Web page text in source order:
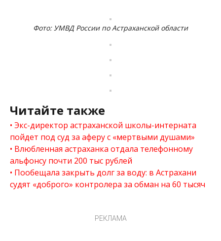
Фото: УМВД России по Астраханской области
Читайте также
Экс-директор астраханской школы-интерната
пойдет под суд за аферу с «мертвыми душами»
Влюбленная астраханка отдала телефонному
альфонсу почти 200 тыс рублей
Пообещала закрыть долг за воду: в Астрахани
судят «доброго» контролера за обман на 60 тысяч
РЕКЛАМА